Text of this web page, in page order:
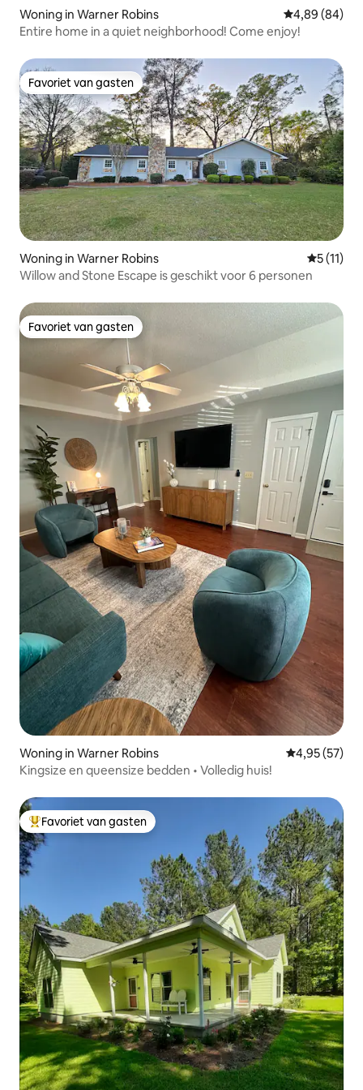
Woning in Warner Robins Gemiddelde
4,89 (84)
Entire home in a quiet neighborhood! Come enjoy!
Favoriet van gasten
Favoriet van gasten
Woning in Warner Robins
5 (11)
Willow and Stone Escape is geschikt voor 6 personen
Favoriet van gasten
Favoriet van gasten
Woning in Warner Robins Gemiddelde
4,95 (57)
Kingsize en queensize bedden • Volledig huis!
Topfavoriet van gasten
Favoriet van gasten